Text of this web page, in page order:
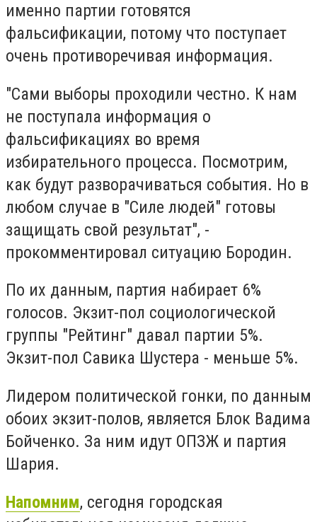
именно партии готовятся
фальсификации, потому что поступает
очень противоречивая информация.
"Сами выборы проходили честно. К нам
не поступала информация о
фальсификациях во время
избирательного процесса. Посмотрим,
как будут разворачиваться события. Но в
любом случае в "Силе людей" готовы
защищать свой результат", -
прокомментировал ситуацию Бородин.
По их данным, партия набирает 6%
голосов. Экзит-пол социологической
группы "Рейтинг" давал партии 5%.
Экзит-пол Савика Шустера - меньше 5%.
Лидером политической гонки, по данным
обоих экзит-полов, является Блок Вадима
Бойченко. За ним идут ОПЗЖ и партия
Шария.
Напомним, сегодня городская